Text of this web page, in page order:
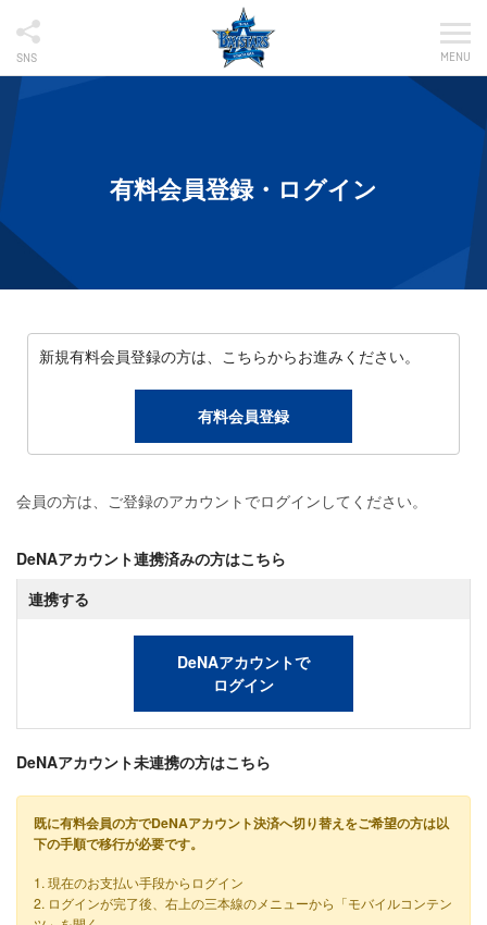
SNS MENU
有料会員登録・ログイン
新規有料会員登録の方は、こちらからお進みください。
有料会員登録
会員の方は、ご登録のアカウントでログインしてください。
DeNAアカウント連携済みの方はこちら
連携する
DeNAアカウントで
ログイン
DeNAアカウント未連携の方はこちら
既に有料会員の方でDeNAアカウント決済へ切り替えをご希望の方は以
下の手順で移行が必要です。
1. 現在のお支払い手段からログイン
2. ログインが完了後、右上の三本線のメニューから「モバイルコンテン